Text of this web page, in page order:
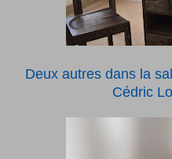
Deux autres dans la
Cédric